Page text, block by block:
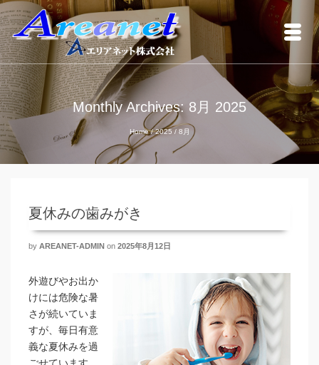
Monthly Archives: 8月 2025
Home / 2025 / 8月
夏休みの歯みがき
by AREANET-ADMIN on 2025年8月12日
外遊びやお出か
けには危険な暑
さが続いていま
すが、毎日有意
義な夏休みを過